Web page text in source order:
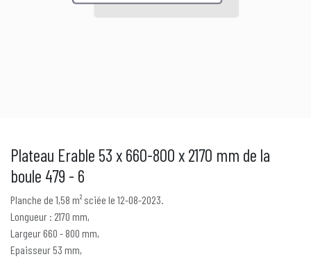
Plateau Erable 53 x 660-800 x 2170 mm de la
boule 479 - 6
Planche de 1,58 m² sciée le 12-08-2023.
Longueur : 2170 mm,
Largeur 660 - 800 mm,
Epaisseur 53 mm,